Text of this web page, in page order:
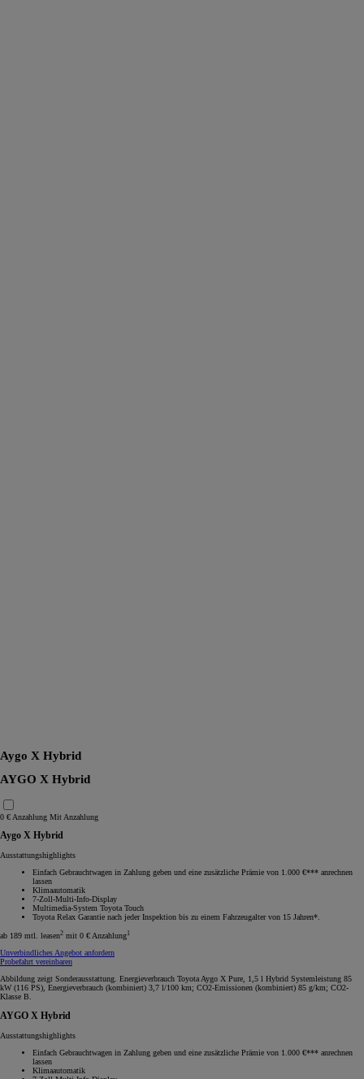
Aygo X Hybrid
AYGO X Hybrid
0 € Anzahlung Mit Anzahlung
Aygo X Hybrid
Ausstattungshighlights
Einfach Gebrauchtwagen in Zahlung geben und eine zusätzliche Prämie von 1.000 €*** anrechnen
lassen
Klimaautomatik
7-Zoll-Multi-Info-Display
Multimedia-System Toyota Touch
Toyota Relax Garantie nach jeder Inspektion bis zu einem Fahrzeugalter von 15 Jahren*.
ab 189 mtl. leasen2 mit 0 € Anzahlung1
Unverbindliches Angebot anfordern
Probefahrt vereinbaren
Abbildung zeigt Sonderausstattung. Energieverbrauch Toyota Aygo X Pure, 1,5 l Hybrid Systemleistung 85
kW (116 PS), Energieverbrauch (kombiniert) 3,7 l/100 km; CO2-Emissionen (kombiniert) 85 g/km; CO2-
Klasse B.
AYGO X Hybrid
Ausstattungshighlights
Einfach Gebrauchtwagen in Zahlung geben und eine zusätzliche Prämie von 1.000 €*** anrechnen
lassen
Klimaautomatik